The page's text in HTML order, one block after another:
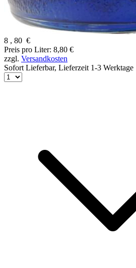
8 , 80 €
Preis pro Liter: 8,80 €
zzgl. Versandkosten
Sofort Lieferbar, Lieferzeit 1-3 Werktage